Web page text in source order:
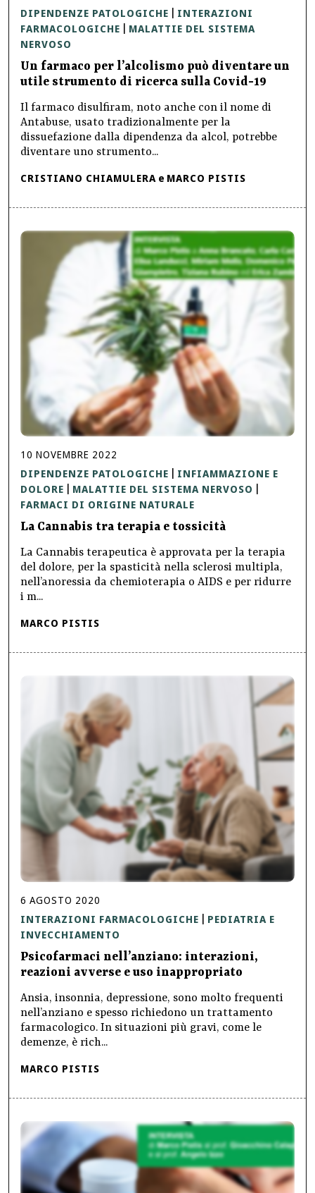
DIPENDENZE PATOLOGICHE
INTERAZIONI
FARMACOLOGICHE
MALATTIE DEL SISTEMA
NERVOSO
Un farmaco per l’alcolismo può diventare un
utile strumento di ricerca sulla Covid-19
Il farmaco disulfiram, noto anche con il nome di
Antabuse, usato tradizionalmente per la
dissuefazione dalla dipendenza da alcol, potrebbe
diventare uno strumento...
CRISTIANO CHIAMULERA e MARCO PISTIS
10 NOVEMBRE 2022
DIPENDENZE PATOLOGICHE
INFIAMMAZIONE E
DOLORE
MALATTIE DEL SISTEMA NERVOSO
FARMACI DI ORIGINE NATURALE
La Cannabis tra terapia e tossicità
La Cannabis terapeutica è approvata per la terapia
del dolore, per la spasticità nella sclerosi multipla,
nell’anoressia da chemioterapia o AIDS e per ridurre
i m...
MARCO PISTIS
6 AGOSTO 2020
INTERAZIONI FARMACOLOGICHE
PEDIATRIA E
INVECCHIAMENTO
Psicofarmaci nell’anziano: interazioni,
reazioni avverse e uso inappropriato
Ansia, insonnia, depressione, sono molto frequenti
nell’anziano e spesso richiedono un trattamento
farmacologico. In situazioni più gravi, come le
demenze, è rich...
MARCO PISTIS